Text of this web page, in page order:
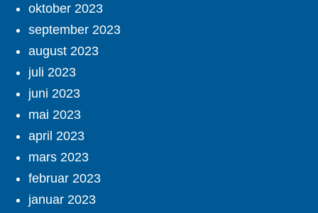
oktober 2023
september 2023
august 2023
juli 2023
juni 2023
mai 2023
april 2023
mars 2023
februar 2023
januar 2023